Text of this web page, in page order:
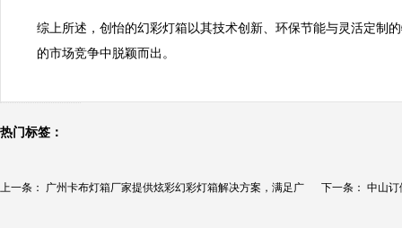
综上所述，创怡的幻彩灯箱以其技术创新、环保节能与灵活定制
的市场竞争中脱颖而出。
热门标签：
上一条： 广州卡布灯箱厂家提供炫彩幻彩灯箱解决方案，满足广
下一条： 中山订